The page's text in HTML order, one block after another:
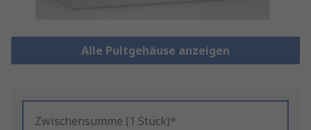
Alle Pultgehäuse anzeigen
Zwischensumme (1 Stück)*